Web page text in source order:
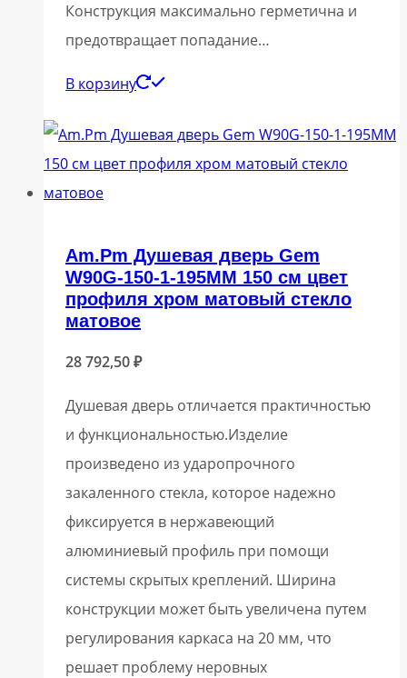
Конструкция максимально герметична и
предотвращает попадание…
В корзину
Am.Pm Душевая дверь Gem
W90G-150-1-195MM 150 см цвет
профиля хром матовый стекло
матовое
28 792,50₽
Душевая дверь отличается практичностью
и функциональностью.Изделие
произведено из ударопрочного
закаленного стекла, которое надежно
фиксируется в нержавеющий
алюминиевый профиль при помощи
системы скрытых креплений. Ширина
конструкции может быть увеличена путем
регулирования каркаса на 20 мм, что
решает проблему неровных